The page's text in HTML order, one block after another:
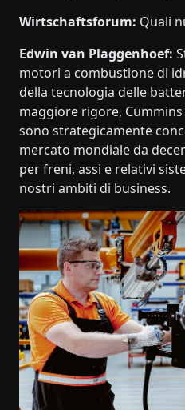
Wirtschaftsforum: Quali
Edwin van Plaggenhoef:
motori a combustione di
della tecnologia delle
maggiore rigore,
sono strategicamente
mercato mondiale da
per freni, assi e relativi
nostri ambiti di business.